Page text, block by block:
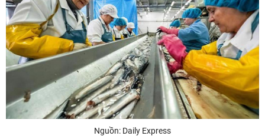
Nguồn: Daily Express